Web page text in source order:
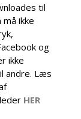
til
ikke
og
ikke
andre. Læs
HER